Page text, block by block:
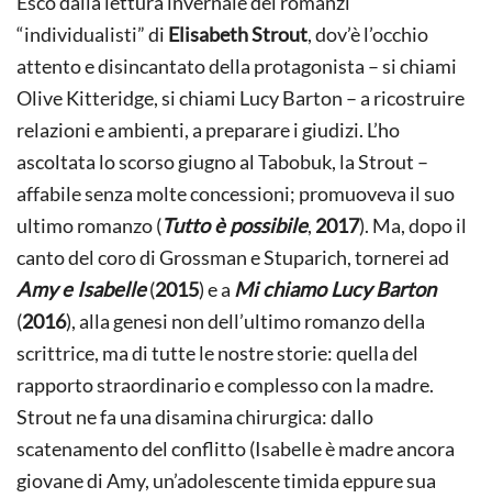
“individualisti” di Elisabeth Strout, dov’è l’occhio
attento e disincantato della protagonista – si chiami
Olive Kitteridge, si chiami Lucy Barton – a ricostruire
relazioni e ambienti, a preparare i giudizi. L’ho
ascoltata lo scorso giugno al Tabobuk, la Strout –
affabile senza molte concessioni; promuoveva il suo
ultimo romanzo (Tutto è possibile, 2017). Ma, dopo il
canto del coro di Grossman e Stuparich, tornerei ad
Amy e Isabelle(2015) e a Mi chiamo Lucy Barton
(2016), alla genesi non dell’ultimo romanzo della
scrittrice, ma di tutte le nostre storie: quella del
rapporto straordinario e complesso con la madre.
Strout ne fa una disamina chirurgica: dallo
scatenamento del conflitto (Isabelle è madre ancora
giovane di Amy, un’adolescente timida eppure sua